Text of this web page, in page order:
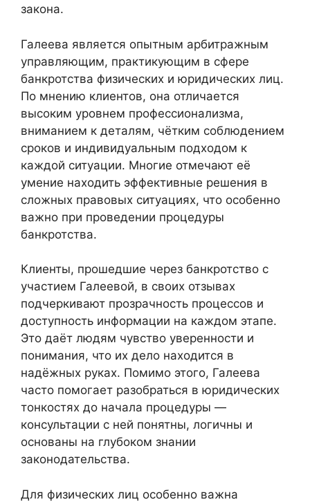
закона.
Галеева является опытным арбитражным
управляющим, практикующим в сфере
банкротства физических и юридических лиц.
По мнению клиентов, она отличается
высоким уровнем профессионализма,
вниманием к деталям, чётким соблюдением
сроков и индивидуальным подходом к
каждой ситуации. Многие отмечают её
умение находить эффективные решения в
сложных правовых ситуациях, что особенно
важно при проведении процедуры
банкротства.
Клиенты, прошедшие через банкротство с
участием Галеевой, в своих отзывах
подчеркивают прозрачность процессов и
доступность информации на каждом этапе.
Это даёт людям чувство уверенности и
понимания, что их дело находится в
надёжных руках. Помимо этого, Галеева
часто помогает разобраться в юридических
тонкостях до начала процедуры —
консультации с ней понятны, логичны и
основаны на глубоком знании
законодательства.
Для физических лиц особенно важна